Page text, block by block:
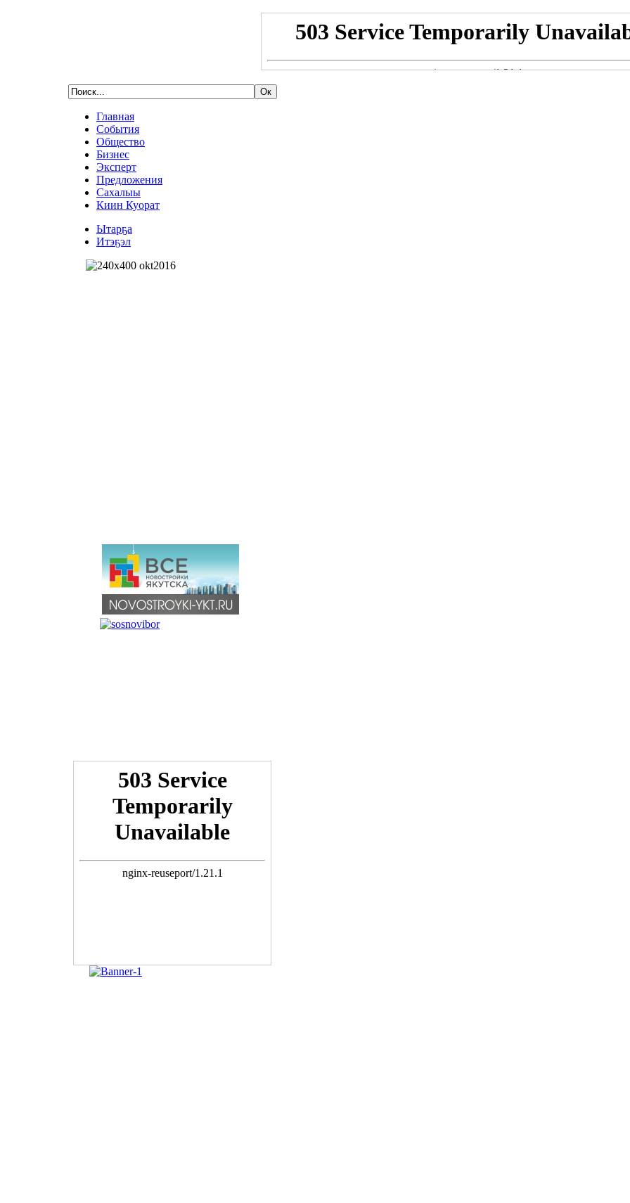
Главная
События
Общество
Бизнес
Эксперт
Предложения
Сахалыы
Киин Куорат
Ытарҕа
Итэҕэл